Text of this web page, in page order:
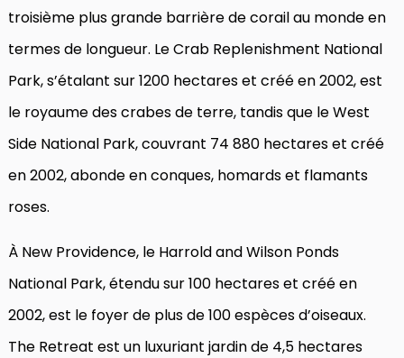
troisième plus grande barrière de corail au monde en
termes de longueur. Le Crab Replenishment National
Park, s’étalant sur 1200 hectares et créé en 2002, est
le royaume des crabes de terre, tandis que le West
Side National Park, couvrant 74 880 hectares et créé
en 2002, abonde en conques, homards et flamants
roses.
À New Providence, le Harrold and Wilson Ponds
National Park, étendu sur 100 hectares et créé en
2002, est le foyer de plus de 100 espèces d’oiseaux.
The Retreat est un luxuriant jardin de 4,5 hectares